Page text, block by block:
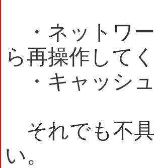
・ネットワ
ら再操作して
・キャッシ
それでも不
い。